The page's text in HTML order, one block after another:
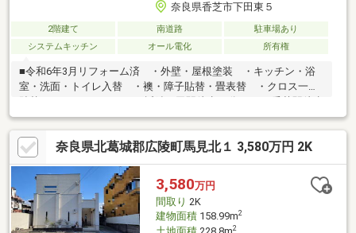
奈良県香芝市下田東５
2階建て 南道路
駐車場あり
システムキッチン
オール電化 所有権
■令和6年3月リフォーム済 ・外壁・屋根塗装 ・キッチン・浴
室・洗面・トイレ入替 ・襖・障子貼替・畳表替 ・クロス一部
12分■近鉄五位堂駅バス7分【西真美2丁目】停徒歩3分
奈良県北葛城郡広陵町馬見北１ 3,580万円 2K
3,580万円
間取り 2K
建物面積158.99m2
2